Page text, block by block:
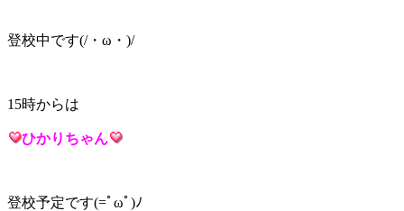
登校中です(/・ω・)/
15時からは
ひかりちゃん
登校予定です(=ﾟωﾟ)ﾉ